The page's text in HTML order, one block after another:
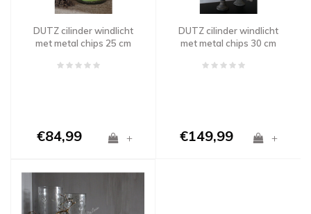
DUTZ cilinder windlicht
met metal chips 25 cm
€84,99 +
DUTZ cilinder windlicht
met metal chips 30 cm
€149,99 +